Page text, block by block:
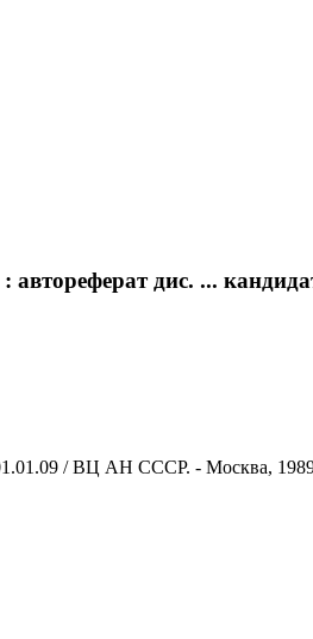
дис. ...
01.01.09 / ВЦ АН СССР. - Москва,